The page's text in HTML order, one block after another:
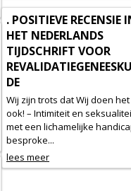
. POSITIEVE RECENSIE
HET NEDERLANDS
TIJDSCHRIFT VOOR
DE
Wij zijn trots dat Wij doen het
ook! – Intimiteit en
met een lichamelijke
besproke...
lees meer